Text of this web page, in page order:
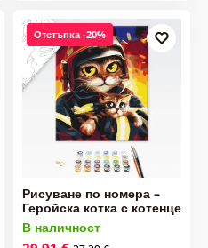
Отстъпка -20%
Рисуване по номера –
Геройска котка с котенце
В наличност